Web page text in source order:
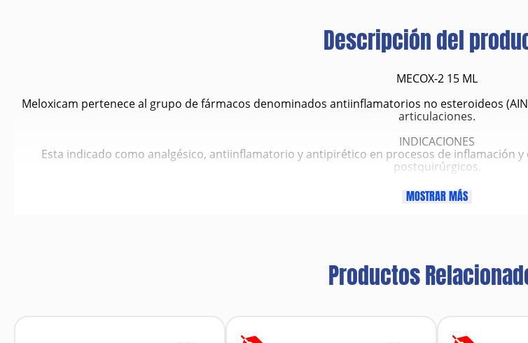
Descripción del
MECOX-2 15 ML
Meloxicam pertenece al grupo de fármacos denominados antiinflamatorios no esteroideos
articulaciones.
INDICACIONES
Esta indicado como analgésico, antiinflamatorio y antipirético en procesos de inflamación
postquirúrgicos.
ADMINISTRACION Y DOSIS
Se puede administrar directamente en la boca o en
Tratamiento inicial dosis de 0,1 mg de meloxicam por cada 2 kg de peso vivo. Para continuar
cada 24 horas durante 5 a 7 días o según criterio del
MOSTRAR MÁS
Productos